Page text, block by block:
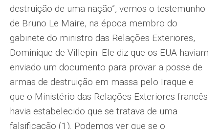
destruição de uma nação”, vemos o testemunho
de Bruno Le Maire, na época membro do
gabinete do ministro das Relações Exteriores,
Dominique de Villepin. Ele diz que os EUA haviam
enviado um documento para provar a posse de
armas de destruição em massa pelo Iraque e
que o Ministério das Relações Exteriores francês
havia estabelecido que se tratava de uma
falsificação (1). Podemos ver que se o